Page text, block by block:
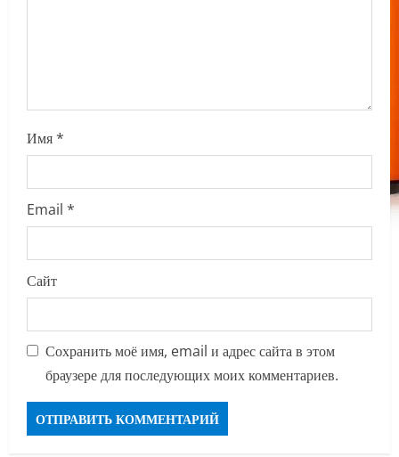
Имя*
Email *
Сайт
Сохранить моё имя, email и адрес сайта в этом
браузере для последующих моих комментариев.